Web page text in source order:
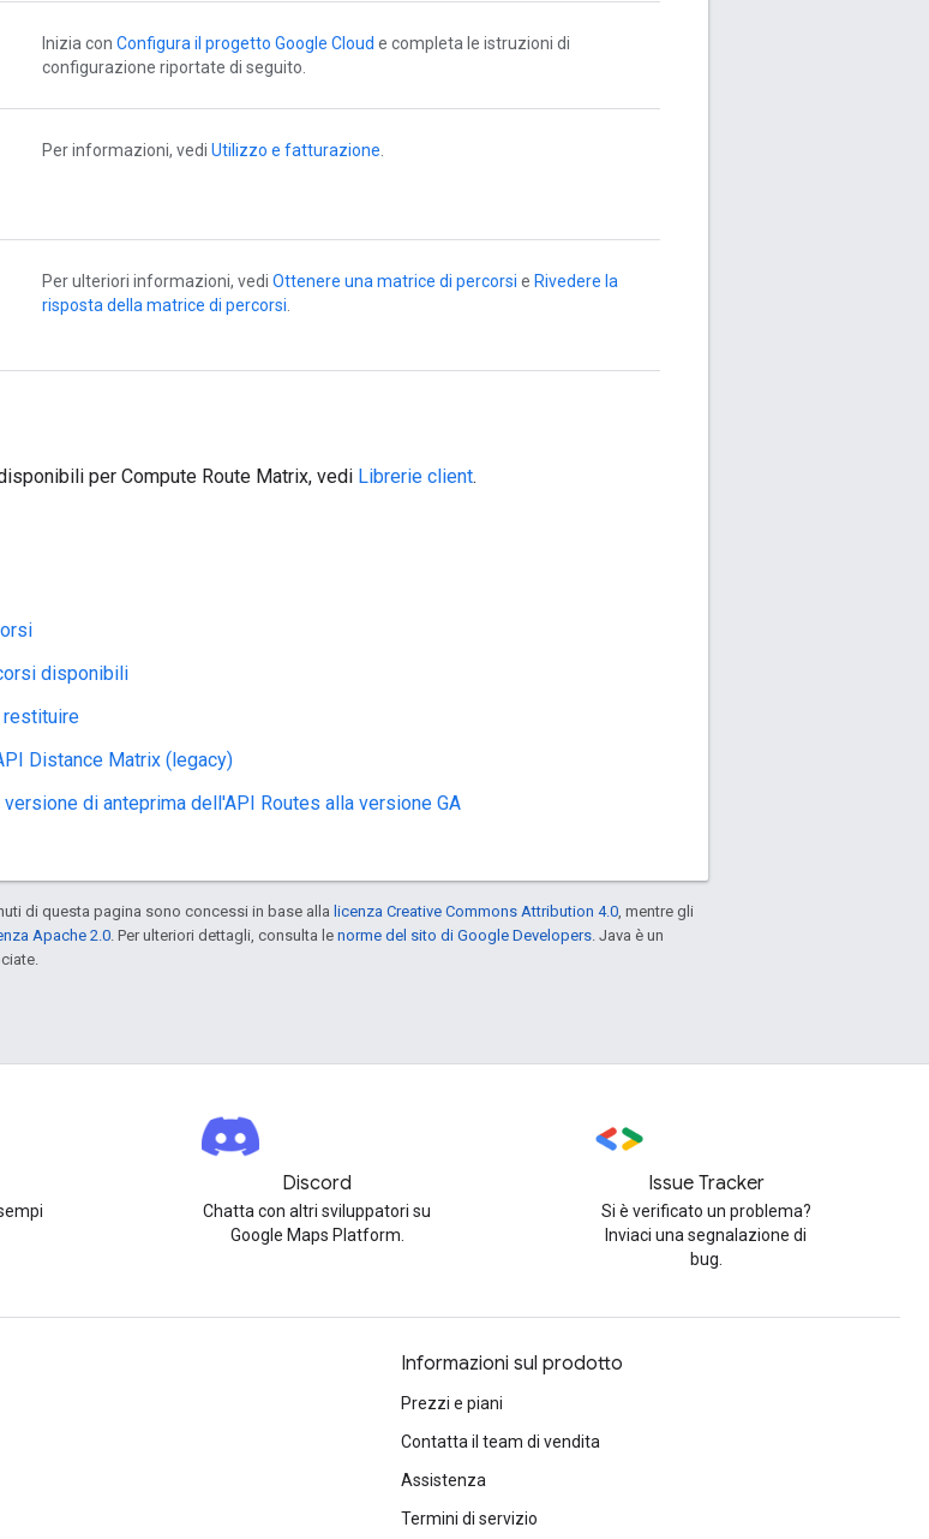
Inizia con Configura il progetto Google Cloud e completa le istruzioni di
configurazione riportate di seguito.
Per informazioni, vedi Utilizzo e fatturazione
Per ulteriori informazioni, vedi Ottenere una matrice di percorsi e Rivedere la
risposta della matrice di percorsi
per Compute Route Matrix, vedi Librerie client.
disponibili
restituire
Distance Matrix (legacy)
di anteprima dell'API Routes alla versione GA
di questa pagina sono concessi in base alla licenza Creative Commons Attribution 4.0 , mentre gli
Apache 2.0 . Per ulteriori dettagli, consulta le norme del sito di Google Developers . Java è un
Discord
Chatta con altri sviluppatori su
Google Maps Platform.
Issue Tracker
Si è verificato un problema?
Inviaci una segnalazione di
bug.
Informazioni sul prodotto
Prezzi e piani
Contatta il team di vendita
Assistenza
Termini di servizio